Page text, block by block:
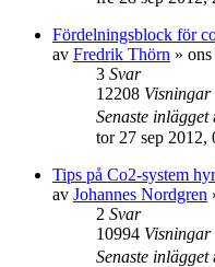
Fördelningsblock för
av Fredrik Thörn »
3 Svar
12208 Visningar
Senaste inlägget
tor 27 sep 2012,
Tips på Co2-system
av Johannes Nordgren
2 Svar
10994 Visningar
Senaste inlägget